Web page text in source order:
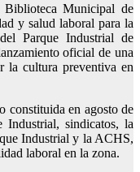
Municipal de
y salud laboral para la
Parque Industrial de
oficial de una
la cultura preventiva en
constituida en agosto de
Industrial, sindicatos, la
Industrial y la ACHS,
laboral en la zona.